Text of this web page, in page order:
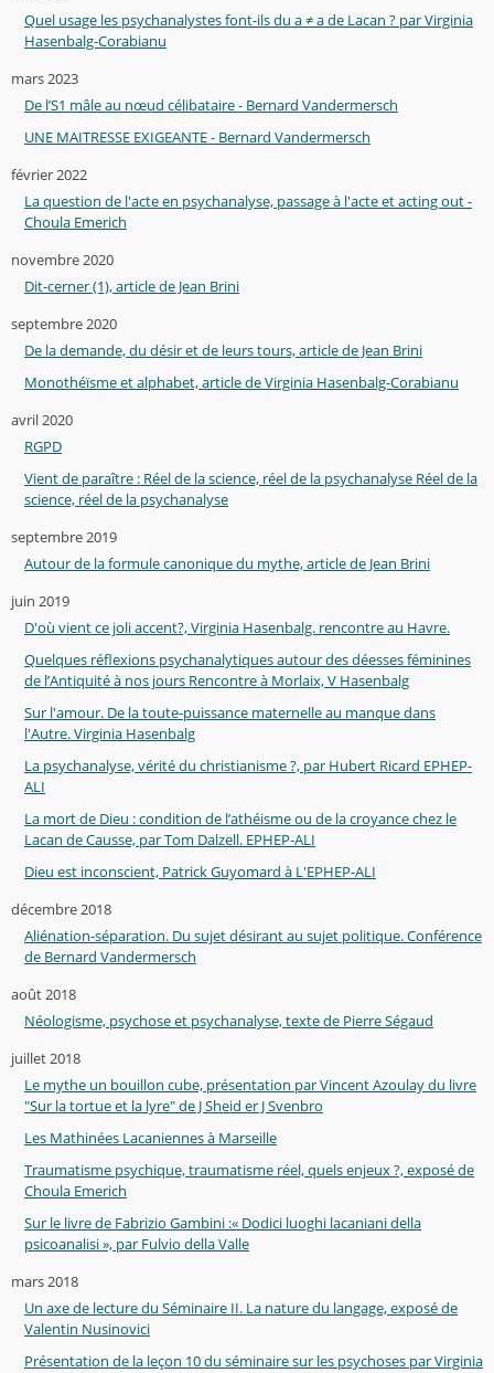
Quel usage les psychanalystes font-ils du a ≠ a de Lacan ? par Virginia
Hasenbalg-Corabianu
mars 2023
De l’S1 mâle au nœud célibataire - Bernard Vandermersch
UNE MAITRESSE EXIGEANTE - Bernard Vandermersch
février 2022
La question de l'acte en psychanalyse, passage à l'acte et acting out -
Choula Emerich
novembre 2020
Dit-cerner (1), article de Jean Brini
septembre 2020
De la demande, du désir et de leurs tours, article de Jean Brini
Monothéïsme et alphabet, article de Virginia Hasenbalg-Corabianu
avril 2020
RGPD
Vient de paraître : Réel de la science, réel de la psychanalyse Réel de la
science, réel de la psychanalyse
septembre 2019
Autour de la formule canonique du mythe, article de Jean Brini
juin 2019
D'où vient ce joli accent?, Virginia Hasenbalg. rencontre au Havre.
Quelques réflexions psychanalytiques autour des déesses féminines
de l’Antiquité à nos jours Rencontre à Morlaix, V Hasenbalg
Sur l'amour. De la toute-puissance maternelle au manque dans
l'Autre. Virginia Hasenbalg
La psychanalyse, vérité du christianisme ?, par Hubert Ricard EPHEP-
ALI
La mort de Dieu : condition de l’athéisme ou de la croyance chez le
Lacan de Causse, par Tom Dalzell. EPHEP-ALI
Dieu est inconscient, Patrick Guyomard à L'EPHEP-ALI
décembre 2018
Aliénation-séparation. Du sujet désirant au sujet politique. Conférence
de Bernard Vandermersch
août 2018
Néologisme, psychose et psychanalyse, texte de Pierre Ségaud
juillet 2018
Le mythe un bouillon cube, présentation par Vincent Azoulay du livre
"Sur la tortue et la lyre" de J Sheid er J Svenbro
Les Mathinées Lacaniennes à Marseille
Traumatisme psychique, traumatisme réel, quels enjeux ?, exposé de
Choula Emerich
Sur le livre de Fabrizio Gambini :« Dodici luoghi lacaniani della
psicoanalisi », par Fulvio della Valle
mars 2018
Un axe de lecture du Séminaire II. La nature du langage, exposé de
Valentin Nusinovici
Présentation de la leçon 10 du séminaire sur les psychoses par Virginia